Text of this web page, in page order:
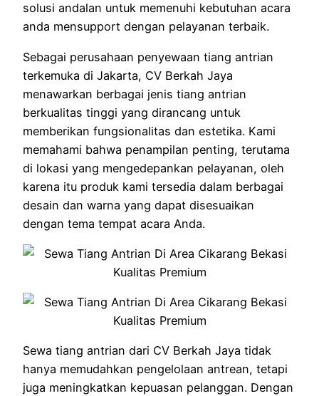
solusi andalan untuk memenuhi kebutuhan acara
anda mensupport dengan pelayanan terbaik.
Sebagai perusahaan penyewaan tiang antrian
terkemuka di Jakarta, CV Berkah Jaya
menawarkan berbagai jenis tiang antrian
berkualitas tinggi yang dirancang untuk
memberikan fungsionalitas dan estetika. Kami
memahami bahwa penampilan penting, terutama
di lokasi yang mengedepankan pelayanan, oleh
karena itu produk kami tersedia dalam berbagai
desain dan warna yang dapat disesuaikan
dengan tema tempat acara Anda.
Sewa tiang antrian dari CV Berkah Jaya tidak
hanya memudahkan pengelolaan antrean, tetapi
juga meningkatkan kepuasan pelanggan. Dengan